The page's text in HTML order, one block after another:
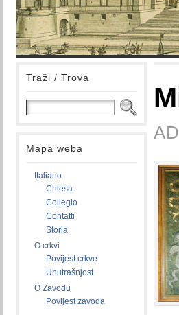
Traži / Trova
Mapa weba
Italiano
Chiesa
Collegio
Contatti
Storia
O crkvi
Povijest crkve
Unutrašnjost
O Zavodu
Povijest zavoda